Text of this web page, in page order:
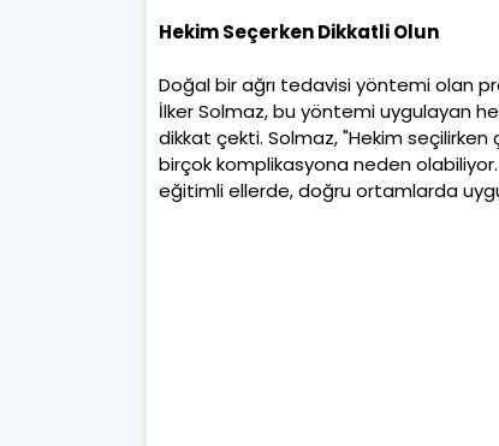
Hekim Seçerken Dikkatli Olun
Doğal bir ağrı tedavisi yöntemi olan
İlker Solmaz, bu yöntemi uygulayan
dikkat çekti. Solmaz, "Hekim
birçok komplikasyona neden
eğitimli ellerde, doğru ortamlarda